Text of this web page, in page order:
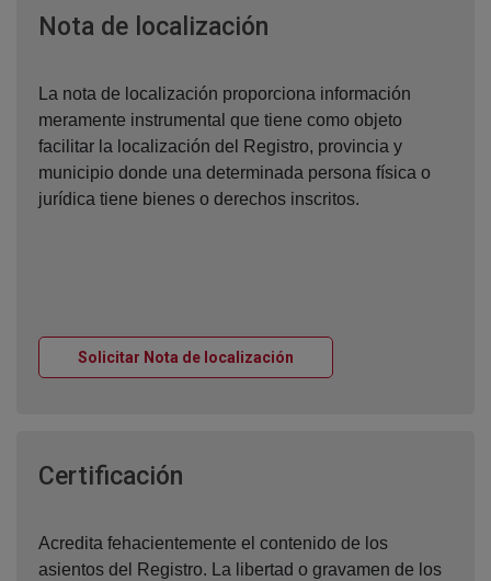
Nota de localización
La nota de localización proporciona información
meramente instrumental que tiene como objeto
facilitar la localización del Registro, provincia y
municipio donde una determinada persona física o
jurídica tiene bienes o derechos inscritos.
Solicitar Nota de localización
Certificación
Acredita fehacientemente el contenido de los
asientos del Registro. La libertad o gravamen de los